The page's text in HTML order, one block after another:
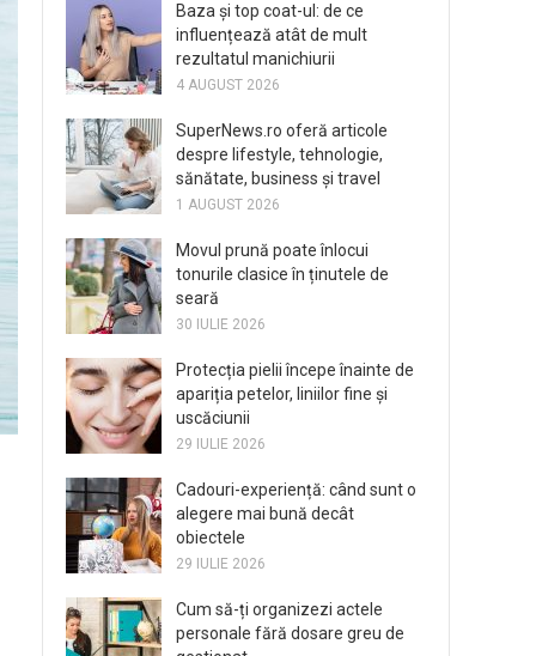
Baza și top coat-ul: de ce
influențează atât de mult
rezultatul manichiurii
4 AUGUST 2026
SuperNews.ro oferă articole
despre lifestyle, tehnologie,
sănătate, business și travel
1 AUGUST 2026
Movul prună poate înlocui
tonurile clasice în ținutele de
seară
30 IULIE 2026
Protecția pielii începe înainte de
apariția petelor, liniilor fine și
uscăciunii
29 IULIE 2026
Cadouri-experiență: când sunt o
alegere mai bună decât
obiectele
29 IULIE 2026
Cum să-ți organizezi actele
personale fără dosare greu de